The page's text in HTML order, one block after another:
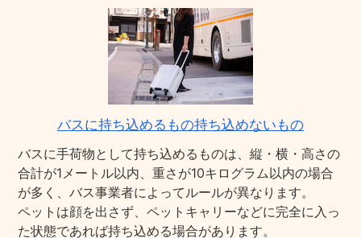
バスに持ち込めるもの持ち込めないもの
バスに手荷物として持ち込めるものは、縦・横・高さの
合計が1メートル以内、重さが10キログラム以内の場合
が多く、バス事業者によってルールが異なります。
ペットは顔を出さず、ペットキャリーなどに完全に入っ
た状態であれば持ち込める場合があります。